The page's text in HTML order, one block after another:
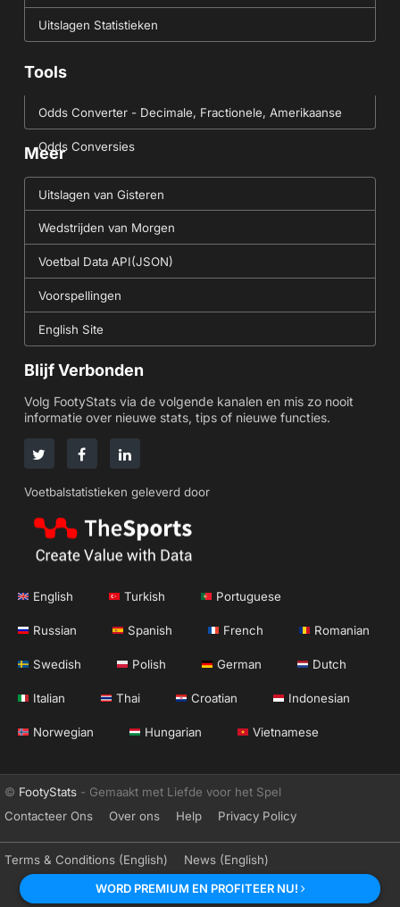
Uitslagen Statistieken
Tools
Odds Converter - Decimale, Fractionele, Amerikaanse
Odds Conversies
Meer
Uitslagen van Gisteren
Wedstrijden van Morgen
Voetbal Data API(JSON)
Voorspellingen
English Site
Blijf Verbonden
Volg FootyStats via de volgende kanalen en mis zo nooit
informatie over nieuwe stats, tips of nieuwe functies.
Voetbalstatistieken geleverd door
English Turkish Portuguese
Russian Spanish French Romanian
Swedish Polish German Dutch
Italian Thai Croatian Indonesian
Norwegian Hungarian Vietnamese
© FootyStats - Gemaakt met Liefde voor het Spel
Contacteer Ons
Over ons Help Privacy Policy
Terms & Conditions (English)
News (English)
WORD PREMIUM EN PROFITEER NU!